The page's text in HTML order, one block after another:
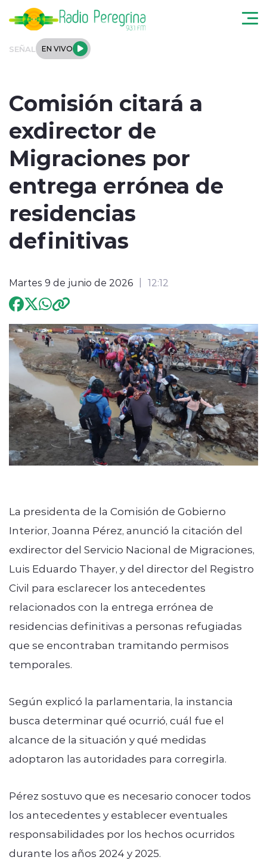
SEÑAL EN VIVO
Tendencias
Podcast
Internacional
Deportes
Programación
modo claro
Comisión citará a
exdirector de
Migraciones por
entrega errónea de
residencias
definitivas
Martes 9 de junio de 2026 12:12
La presidenta de la Comisión de Gobierno
Interior, Joanna Pérez, anunció la citación del
exdirector del Servicio Nacional de Migraciones,
Luis Eduardo Thayer, y del director del Registro
Civil para esclarecer los antecedentes
relacionados con la entrega errónea de
residencias definitivas a personas refugiadas
que se encontraban tramitando permisos
temporales.
Según explicó la parlamentaria, la instancia
busca determinar qué ocurrió, cuál fue el
alcance de la situación y qué medidas
adoptaron las autoridades para corregirla.
Pérez sostuvo que es necesario conocer todos
los antecedentes y establecer eventuales
responsabilidades por los hechos ocurridos
durante los años 2024 y 2025.